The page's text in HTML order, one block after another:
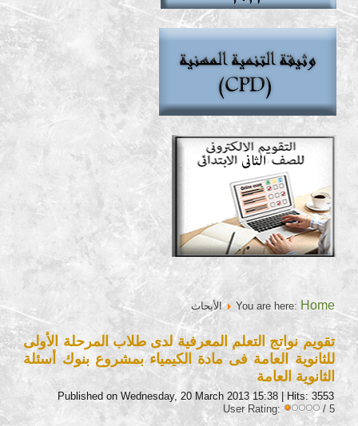
You are here: Home الأبحاث
تقويم نواتج التعلم المعرفية لدى طلاب المرحلة الأولى
للثانوية العامة فى مادة الكيمياء بمشروع بنوك أسئلة
الثانوية العامة
Published on Wednesday, 20 March 2013 15:38| Hits: 3553
User Rating:
/ 5